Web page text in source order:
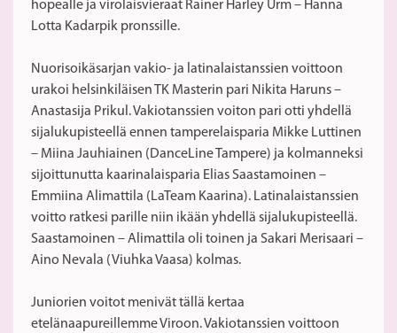
hopealle ja virolaisvieraat Rainer Harley Urm – Hanna
Lotta Kadarpik pronssille.
Nuorisoikäsarjan vakio- ja latinalaistanssien voittoon
urakoi helsinkiläisen TK Masterin pari Nikita Haruns –
Anastasija Prikul. Vakiotanssien voiton pari otti yhdellä
sijalukupisteellä ennen tamperelaisparia Mikke Luttinen
– Miina Jauhiainen (DanceLine Tampere) ja kolmanneksi
sijoittunutta kaarinalaisparia Elias Saastamoinen –
Emmiina Alimattila (LaTeam Kaarina). Latinalaistanssien
voitto ratkesi parille niin ikään yhdellä sijalukupisteellä.
Saastamoinen – Alimattila oli toinen ja Sakari Merisaari –
Aino Nevala (Viuhka Vaasa) kolmas.
Juniorien voitot menivät tällä kertaa
etelänaapureillemme Viroon. Vakiotanssien voittoon